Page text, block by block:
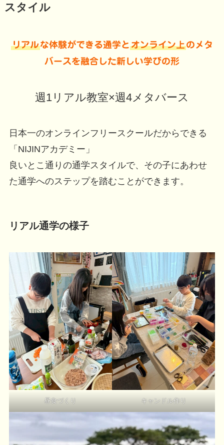
スタイル
リアルな体験ができる通学と オンライン上のメタ
バースを融合した新しい学びの形
週1リアル教室×週4メタバース
日本一のオンラインフリースクールだからできる
「NIJINアカデミー」
良いとこ通りの通学スタイルで、その子にあわせ
た通学へのステップを踏むことができます。
リアル通学の様子
昼食づくり キャンドル作り